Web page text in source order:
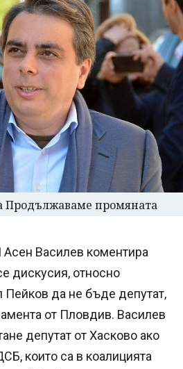
Продължаваме промяната
Василев коментира
дискусия, относно
да не бъде депутат,
от Пловдив. Василев
депутат от Хасково ако
които са в коалицията